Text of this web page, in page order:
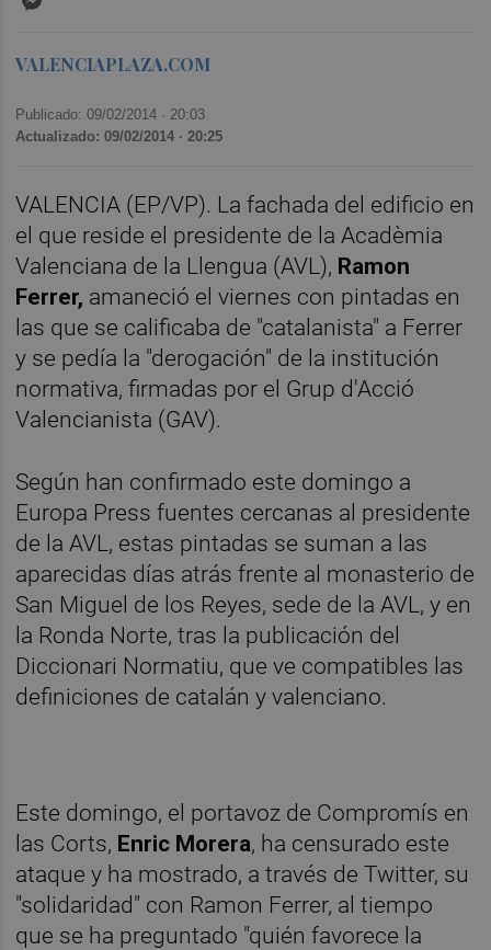
VALENCIAPLAZA.COM
Publicado: 09/02/2014 · 20:03
Actualizado: 09/02/2014 · 20:25
VALENCIA (EP/VP). La fachada del edificio en
el que reside el presidente de la Acadèmia
Valenciana de la Llengua (AVL), Ramon
Ferrer, amaneció el viernes con pintadas en
las que se calificaba de "catalanista" a Ferrer
y se pedía la "derogación" de la institución
normativa, firmadas por el Grup d'Acció
Valencianista (GAV).
Según han confirmado este domingo a
Europa Press fuentes cercanas al presidente
de la AVL, estas pintadas se suman a las
aparecidas días atrás frente al monasterio de
San Miguel de los Reyes, sede de la AVL, y en
la Ronda Norte, tras la publicación del
Diccionari Normatiu, que ve compatibles las
definiciones de catalán y valenciano.
Este domingo, el portavoz de Compromís en
las Corts, Enric Morera, ha censurado este
ataque y ha mostrado, a través de Twitter, su
"solidaridad" con Ramon Ferrer, al tiempo
que se ha preguntado "quién favorece la